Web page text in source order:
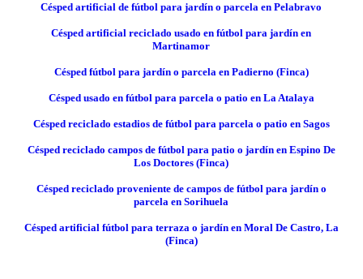
Césped artificial de fútbol para jardín o parcela en Pelabravo
Césped artificial reciclado usado en fútbol para jardín en
Martinamor
Césped fútbol para jardín o parcela en Padierno (Finca)
Césped usado en fútbol para parcela o patio en La Atalaya
Césped reciclado estadios de fútbol para parcela o patio en Sagos
Césped reciclado campos de fútbol para patio o jardín en Espino De
Los Doctores (Finca)
Césped reciclado proveniente de campos de fútbol para jardín o
parcela en Sorihuela
Césped artificial fútbol para terraza o jardín en Moral De Castro, La
(Finca)